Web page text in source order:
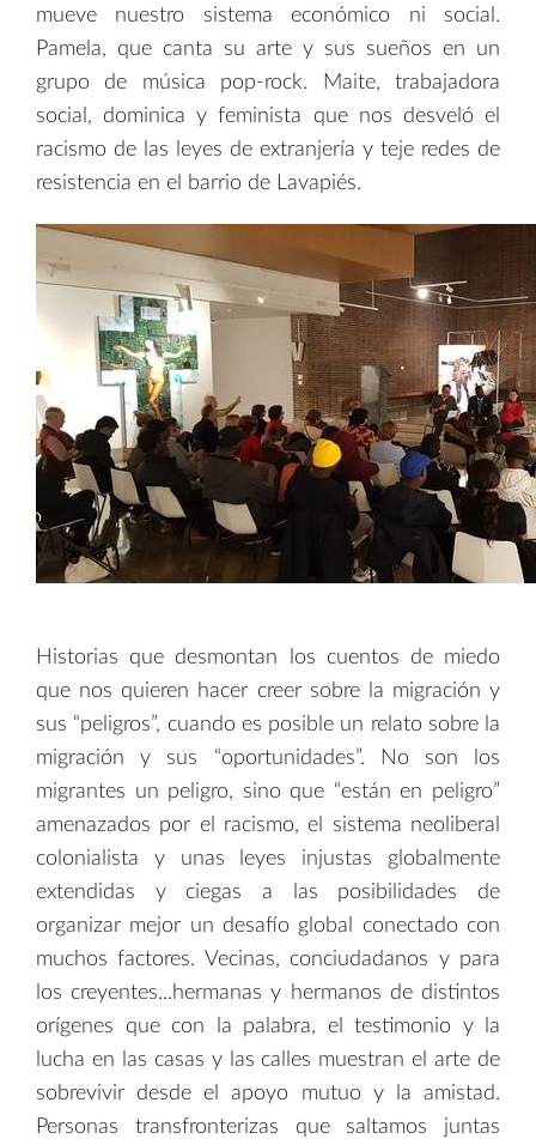
mueve nuestro sistema económico ni social.
Pamela, que canta su arte y sus sueños en un
grupo de música pop-rock. Maite, trabajadora
social, dominica y feminista que nos desveló el
racismo de las leyes de extranjería y teje redes de
resistencia en el barrio de Lavapiés.
Historias que desmontan los cuentos de miedo
que nos quieren hacer creer sobre la migración y
sus “peligros”, cuando es posible un relato sobre la
migración y sus “oportunidades”. No son los
migrantes un peligro, sino que “están en peligro”
amenazados por el racismo, el sistema neoliberal
colonialista y unas leyes injustas globalmente
extendidas y ciegas a las posibilidades de
organizar mejor un desafío global conectado con
muchos factores. Vecinas, conciudadanos y para
los creyentes...hermanas y hermanos de distintos
orígenes que con la palabra, el testimonio y la
lucha en las casas y las calles muestran el arte de
sobrevivir desde el apoyo mutuo y la amistad.
Personas transfronterizas que saltamos juntas